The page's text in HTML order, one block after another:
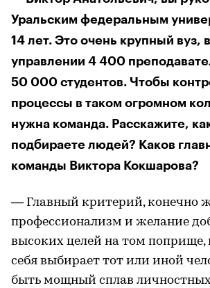
Уральским федеральным
14 лет. Это очень крупный вуз,
управлении 4 400
50 000 студентов. Чтобы
процессы в таком огромном
нужна команда. Расскажите,
подбираете людей? Каков
команды Виктора Кокшарова?
— Главный критерий, конечно
профессионализм и желание
высоких целей на том поприще,
себя выбирает тот или иной
быть мощный сплав